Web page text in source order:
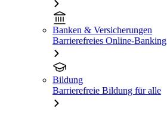
Banken & Versicherungen
Barrierefreies Online-Banking
Bildung
Barrierefreie Bildung für alle